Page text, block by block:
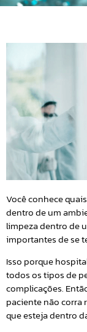
Você conhece
dentro de um
limpeza dentro de
importantes de se
Isso porque
todos os tipos de
complicações.
paciente não corra
que esteja dentro